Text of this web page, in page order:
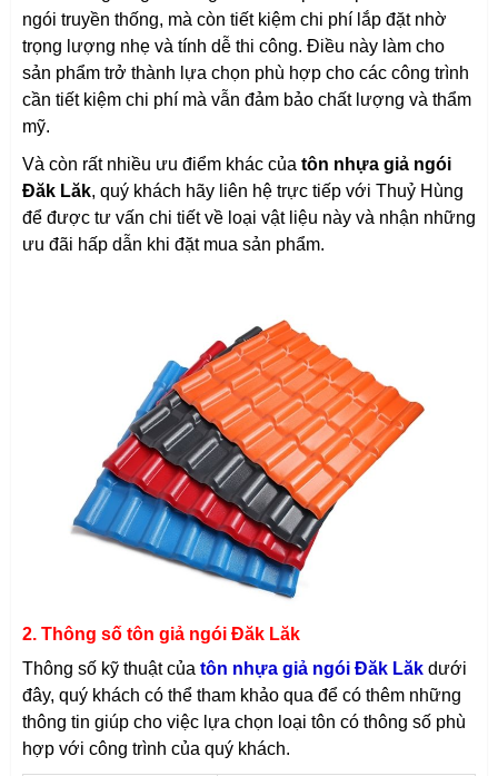
ngói truyền thống, mà còn tiết kiệm chi phí lắp đặt nhờ
trọng lượng nhẹ và tính dễ thi công. Điều này làm cho
sản phẩm trở thành lựa chọn phù hợp cho các công trình
cần tiết kiệm chi phí mà vẫn đảm bảo chất lượng và thẩm
mỹ.
Và còn rất nhiều ưu điểm khác của tôn nhựa giả ngói
Đăk Lăk, quý khách hãy liên hệ trực tiếp với Thuỷ Hùng
để được tư vấn chi tiết về loại vật liệu này và nhận những
ưu đãi hấp dẫn khi đặt mua sản phẩm.
2. Thông số tôn giả ngói Đăk Lăk
Thông số kỹ thuật của tôn nhựa giả ngói Đăk Lăk dưới
đây, quý khách có thể tham khảo qua để có thêm những
thông tin giúp cho việc lựa chọn loại tôn có thông số phù
hợp với công trình của quý khách.